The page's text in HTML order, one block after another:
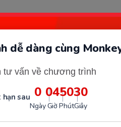
dễ dàng cùng
tư vấn về chương trình
hạn sau 0
Ngày
04
Giờ
50
Phút
29
Giây
gì câu nghi
vấn đề. Ví dụ: Trong
Tố: “Còn sống đấy à?”